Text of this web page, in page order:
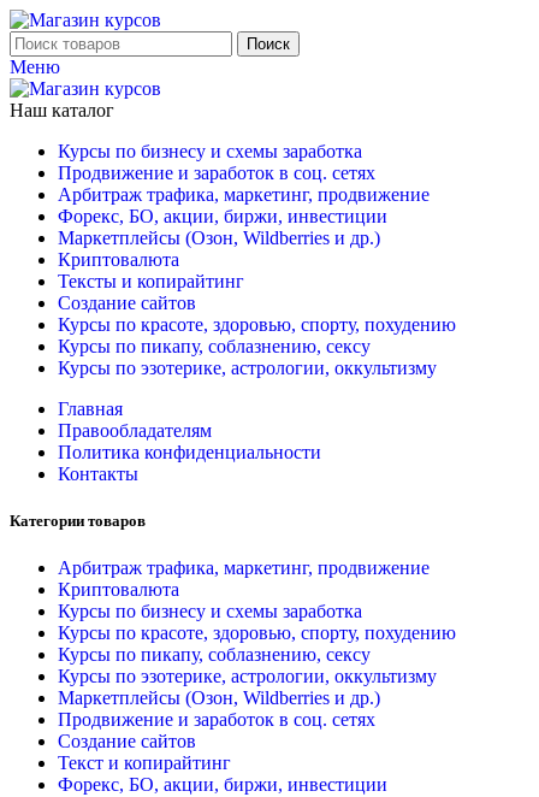
Поиск
Меню
Наш каталог
Курсы по бизнесу и схемы заработка
Продвижение и заработок в соц. сетях
Арбитраж трафика, маркетинг, продвижение
Форекс, БО, акции, биржи, инвестиции
Маркетплейсы (Озон, Wildberries и др.)
Криптовалюта
Тексты и копирайтинг
Создание сайтов
Курсы по красоте, здоровью, спорту, похудению
Курсы по пикапу, соблазнению, сексу
Курсы по эзотерике, астрологии, оккультизму
Главная
Правообладателям
Политика конфиденциальности
Контакты
Категории товаров
Арбитраж трафика, маркетинг, продвижение
Криптовалюта
Курсы по бизнесу и схемы заработка
Курсы по красоте, здоровью, спорту, похудению
Курсы по пикапу, соблазнению, сексу
Курсы по эзотерике, астрологии, оккультизму
Маркетплейсы (Озон, Wildberries и др.)
Продвижение и заработок в соц. сетях
Создание сайтов
Текст и копирайтинг
Форекс, БО, акции, биржи, инвестиции